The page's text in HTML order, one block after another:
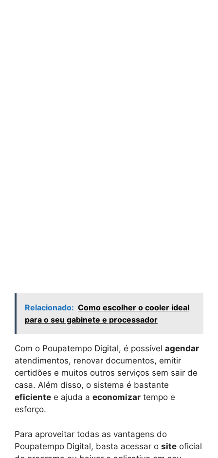
Relacionado: Como escolher o cooler ideal
para o seu gabinete e processador
Com o Poupatempo Digital, é possível agendar
atendimentos, renovar documentos, emitir
certidões e muitos outros serviços sem sair de
casa. Além disso, o sistema é bastante
eficiente e ajuda a economizar tempo e
esforço.
Para aproveitar todas as vantagens do
Poupatempo Digital, basta acessar o site oficial